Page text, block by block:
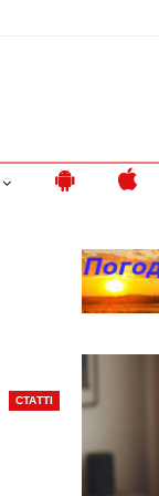
СТАТТІ